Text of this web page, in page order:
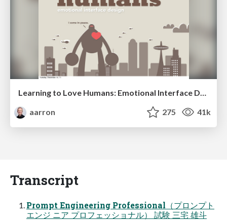
Learning to Love Humans: Emotional Interface Design
aarron
275 41k
Transcript
Prompt Engineering Professional（プロンプト
エンジ ニア プロフェッショナル） 試験 三宅 雄斗